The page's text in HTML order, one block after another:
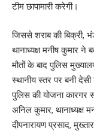
टीम छापामारी करेगी।
जिससे शराब की बिक्री,
थानाध्यक्ष मनीष कुमार ने
मौतों के बाद पुलिस
स्‍थानीय स्‍तर पर बनी
पुलिस की योजना कारगर
अनिल कुमार, थानाध्यक्ष
दीपनारायण प्रसाद,